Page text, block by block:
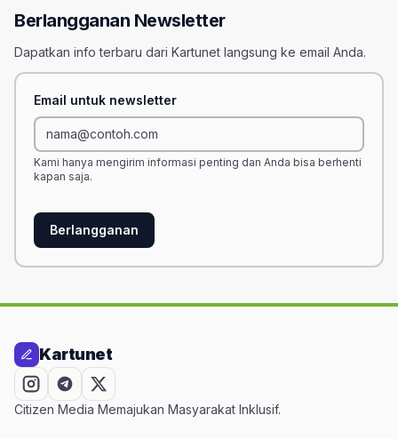
Berlangganan Newsletter
Dapatkan info terbaru dari Kartunet langsung ke email Anda.
Email untuk newsletter
Kami hanya mengirim informasi penting dan Anda bisa berhenti
kapan saja.
Berlangganan
Kartunet
Citizen Media Memajukan Masyarakat Inklusif.